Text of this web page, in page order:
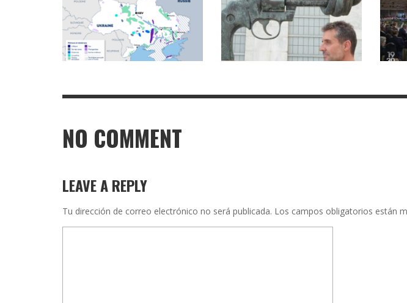
NO COMMENT
LEAVE A REPLY
Tu dirección de correo electrónico no será publicada. Los campos obligatorios están